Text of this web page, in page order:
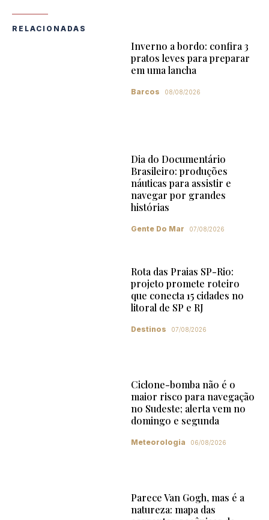
RELACIONADAS
Inverno a bordo: confira 3
pratos leves para preparar
em uma lancha
Barcos 08/08/2026
Dia do Documentário
Brasileiro: produções
náuticas para assistir e
navegar por grandes
histórias
Gente Do Mar 07/08/2026
Rota das Praias SP-Rio:
projeto promete roteiro
que conecta 15 cidades no
litoral de SP e RJ
Destinos 07/08/2026
Ciclone-bomba não é o
maior risco para navegação
no Sudeste; alerta vem no
domingo e segunda
Meteorologia 06/08/2026
Parece Van Gogh, mas é a
natureza: mapa das